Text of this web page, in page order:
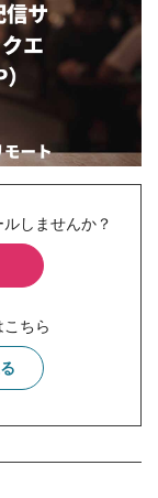
しませんか？
ちら